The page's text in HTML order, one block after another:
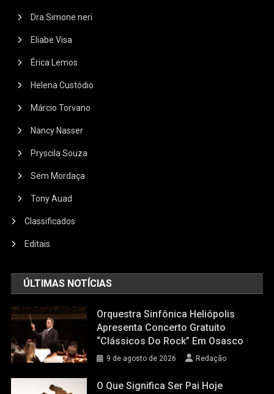
Dra Simone neri
Eliabe Visa
Érica Lemos
Helena Custódio
Márcio Torvano
Nancy Nasser
Pryscila Souza
Sem Mordaça
Tony Auad
Classificados
Editais
ÚLTIMAS NOTÍCIAS
Orquestra Sinfônica Heliópolis
Apresenta Concerto Gratuito
“Clássicos Do Rock” Em Osasco
9 de agosto de 2026 Redação
O Que Significa Ser Pai Hoje